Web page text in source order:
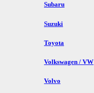
Subaru
Suzuki
Toyota
Volkswagen / VW
Volvo